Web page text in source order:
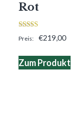
Rot
4.00
von 5
€219,00
Zum Produkt